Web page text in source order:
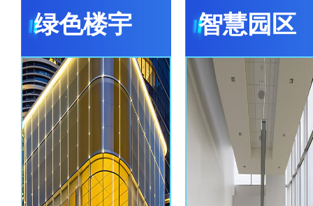
绿色楼宇 智慧园区